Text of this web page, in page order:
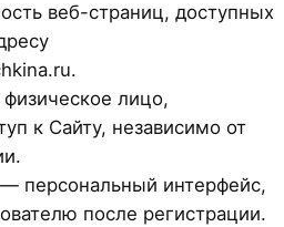
веб-страниц, доступных
лицо,
к Сайту, независимо от
— персональный интерфейс,
после регистрации.